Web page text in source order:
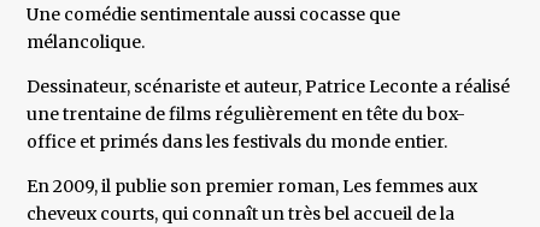
Une comédie sentimentale aussi cocasse que
mélancolique.
Dessinateur, scénariste et auteur, Patrice Leconte a réalisé
une trentaine de films régulièrement en tête du box-
office et primés dans les festivals du monde entier.
En 2009, il publie son premier roman, Les femmes aux
cheveux courts, qui connaît un très bel accueil de la